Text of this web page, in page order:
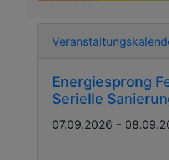
Energiesprong
Serielle
07.09.2026 -